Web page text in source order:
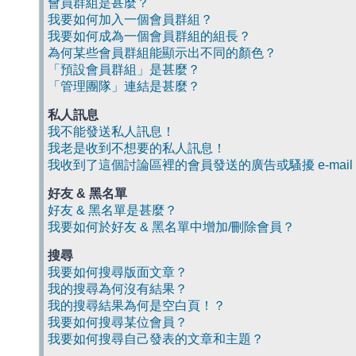
會員群組是甚麼？
我要如何加入一個會員群組？
我要如何成為一個會員群組的組長？
為何某些會員群組能顯示出不同的顏色？
「預設會員群組」是甚麼？
「管理團隊」連結是甚麼？
私人訊息
我不能發送私人訊息！
我老是收到不想要的私人訊息！
我收到了這個討論區裡的會員發送的廣告或騷擾 e-mail
好友 & 黑名單
好友 & 黑名單是甚麼？
我要如何於好友 & 黑名單中增加/刪除會員？
搜尋
我要如何搜尋版面文章？
我的搜尋為何沒有結果？
我的搜尋結果為何是空白頁！？
我要如何搜尋某位會員？
我要如何搜尋自己發表的文章和主題？